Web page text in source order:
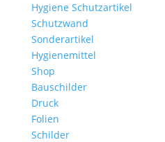
Hygiene Schutzartikel
Schutzwand
Sonderartikel
Hygienemittel
Shop
Bauschilder
Druck
Folien
Schilder